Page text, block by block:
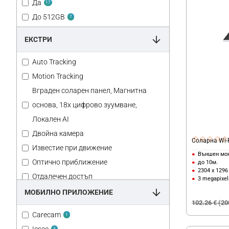
Да 17
До 512GB 7
ЕКСТРИ
Auto Tracking
Motion Tracking
Вграден соларен панел, Магнитна
основа, 18х цифрово зуумване,
Локален AI
Двойна камера
Известие при движение
Оптично приближение
Отдалечен достъп
Проследяване на обект
Следене на обект
Следене обект
МОБИЛНО ПРИЛОЖЕНИЕ
Carecam 1
Соларна Wi-
Външен
до 10м.
2304 x 1296
3
102.26 €